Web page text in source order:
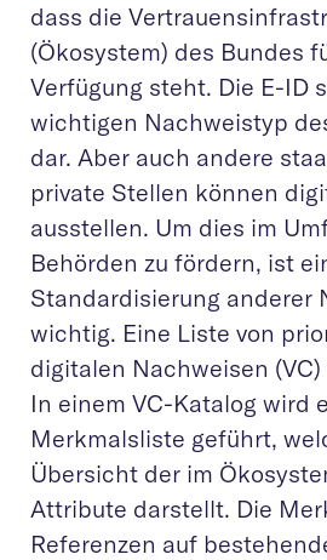
dass die
(Ökosystem) des Bundes
Verfügung steht. Die E-ID
wichtigen Nachweistyp
dar. Aber auch andere
private Stellen können
ausstellen. Um dies im
Behörden zu fördern, ist
Standardisierung anderer
wichtig. Eine Liste von
digitalen Nachweisen
In einem VC-Katalog wird
Merkmalsliste geführt,
Übersicht der im
Attribute darstellt. Die
Referenzen auf